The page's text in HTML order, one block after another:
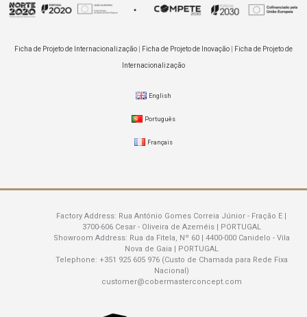
Ficha de Projeto de Internacionalização Ficha de Projeto de Inovação Ficha de Projeto de
Internacionalização
English
Português
Français
Factory Address: Rua António Gomes Correia Júnior - Fração E |
3700-606 Cesar - Oliveira de Azeméis | PORTUGAL
Showroom Address: Rua da Fitela, Nº 60 | 4400-000 Canidelo - Vila
Nova de Gaia | PORTUGAL
Telephone: +351 925 605 976 (Custo de Chamada para Rede Fixa
Nacional)
customer@cobermasterconcept.com